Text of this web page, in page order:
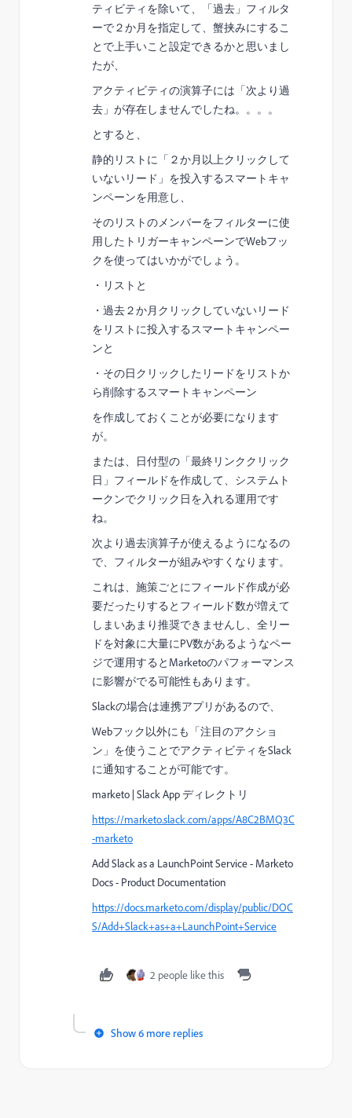
ティビティを除いて、「過去」フィルタ
ーで２か月を指定して、蟹挟みにするこ
とで上手いこと設定できるかと思いまし
たが、
アクティビティの演算子には「次より過
去」が存在しませんでしたね。。。。
とすると、
静的リストに「２か月以上クリックして
いないリード」を投入するスマートキャ
ンペーンを用意し、
そのリストのメンバーをフィルターに使
用したトリガーキャンペーンでWebフッ
クを使ってはいかがでしょう。
・リストと
・過去２か月クリックしていないリード
をリストに投入するスマートキャンペー
ンと
・その日クリックしたリードをリストか
ら削除するスマートキャンペーン
を作成しておくことが必要になります
が。
または、日付型の「最終リンククリック
日」フィールドを作成して、システムト
ークンでクリック日を入れる運用です
ね。
次より過去演算子が使えるようになるの
で、フィルターが組みやすくなります。
これは、施策ごとにフィールド作成が必
要だったりするとフィールド数が増えて
しまいあまり推奨できませんし、全リー
ドを対象に大量にPV数があるようなペー
ジで運用するとMarketoのパフォーマンス
に影響がでる可能性もあります。
Slackの場合は連携アプリがあるので、
Webフック以外にも「注目のアクショ
ン」を使うことでアクティビティをSlack
に通知することが可能です。
marketo | Slack App ディレクトリ
https://marketo.slack.com/apps/A8C2BMQ3C
-marketo
Add Slack as a LaunchPoint Service - Marketo
Docs - Product Documentation
https://docs.marketo.com/display/public/DOC
S/Add+Slack+as+a+LaunchPoint+Service
2 people like this
Show 6 more replies